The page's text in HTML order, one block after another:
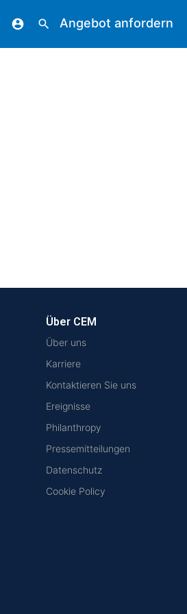
account_circle search Angebot anfordern
Über CEM
Über uns
Karriere
Kontaktieren Sie uns
Ereignisse
Philanthropy
Pressemitteilungen
Datenschutz
Cookie Policy